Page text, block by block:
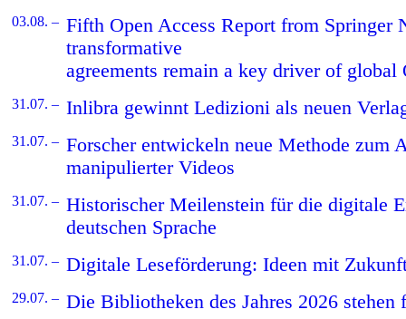
03.08. – Fifth Open Access Report from Springer
transformative
agreements remain a key driver of
31.07. – Inlibra gewinnt Ledizioni als neuen
31.07. – Forscher entwickeln neue Methode zum
manipulierter Videos
31.07. – Historischer Meilenstein für die digitale
deutschen Sprache
31.07. – Digitale Leseförderung: Ideen mit
29.07. – Die Bibliotheken des Jahres 2026 stehen